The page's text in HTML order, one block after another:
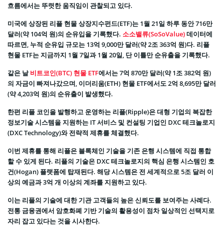
흐름에서는 뚜렷한 움직임이 관찰되고 있다.
미국에 상장된 리플 현물 상장지수펀드(ETF)는 1월 21일 하루 동안 716만
달러(약 104억 원)의 순유입을 기록했다. 소소밸류(SoSoValue)데이터에
따르면, 누적 순유입 규모는 13억 9,000만 달러(약 2조 363억 원)다. 리플
현물 ETF는 지금까지 1월 7일과 1월 20일, 단 이틀만 순유출을 기록했다.
같은 날비트코인(BTC) 현물 ETF에서는 7억 870만 달러(약 1조 382억 원)
의 자금이 빠져나갔으며, 이더리움(ETH) 현물 ETF에서도 2억 8,695만 달러
(약 4,203억 원)의 순유출이 발생했다.
한편 리플 코인을 발행하고 운영하는 리플(Ripple)은 대형 기업의 복잡한
정보기술 시스템을 지원하는 IT 서비스 및 컨설팅 기업인 DXC 테크놀로지
(DXC Technology)와 전략적 제휴를 체결했다.
이번 제휴를 통해 리플은 블록체인 기술을 기존 은행 시스템에 직접 통합
할 수 있게 된다. 리플의 기술은 DXC 테크놀로지의 핵심 은행 시스템인 호
건(Hogan) 플랫폼에 탑재된다. 해당 시스템은 전 세계적으로 5조 달러 이
상의 예금과 3억 개 이상의 계좌를 지원하고 있다.
이는 리플의 기술에 대한 기관 고객들의 높은 신뢰도를 보여주는 사례다.
전통 금융권에서 암호화폐 기반 기술의 활용성이 점차 일상적인 선택지로
자리 잡고 있다는 것을 시사한다.